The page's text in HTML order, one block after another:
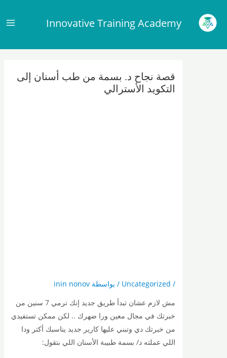
Innovative Training Academy
Menu
قصة نجاح د. بسمة من طب أسنان إلى
التكويد الأسترالي
Uncategorized/ بواسطة inin nonov
مش لازم عشان تبدأ طريق جديد إنك ترمي 7 سنين من
خبرتك في مجال معين ورا ضهرك .. لكن ممكن تستفيدي
من خبرتك دي وتبني عليها كارير جديد يناسبك أكتر ودا
اللي عملته د/ بسمة طبيبة الأسنان اللي بتقول: